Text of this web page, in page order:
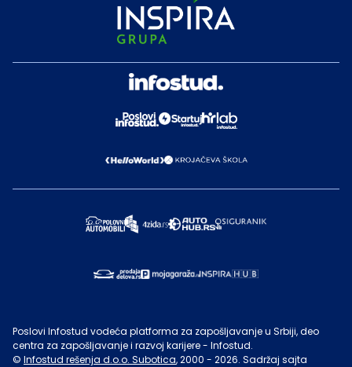
Poslovi Infostud vodeća platforma za zapošljavanje u Srbiji, deo
centra za zapošljavanje i razvoj karijere - Infostud.
© Infostud rešenja d.o.o. Subotica, 2000 - 2026. Sadržaj sajta